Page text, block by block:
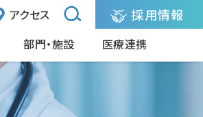
アクセス 採用情報
部門・施設 医療連携